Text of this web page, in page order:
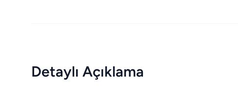
Detaylı Açıklama